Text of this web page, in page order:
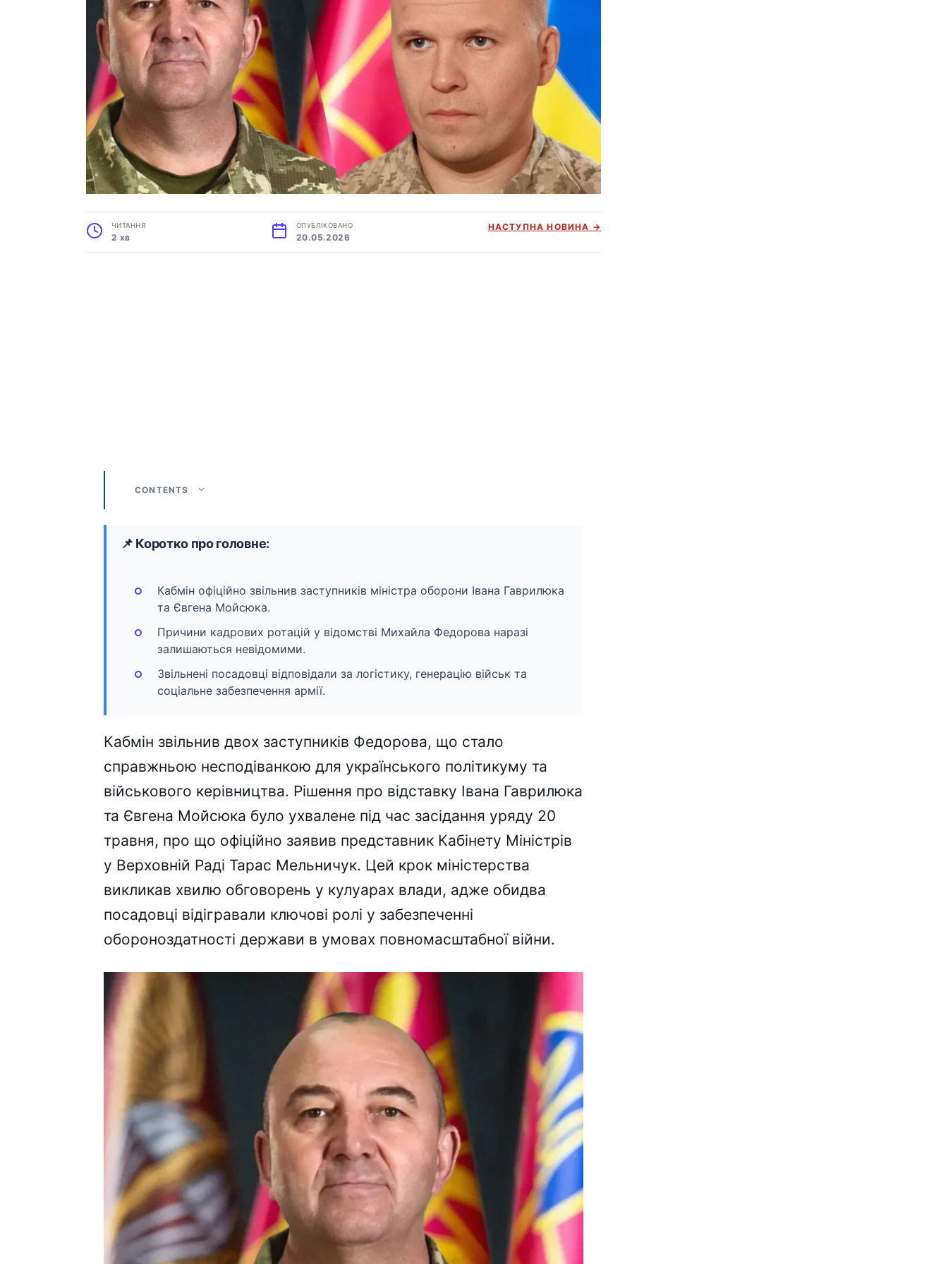
ЧИТАННЯ
2 хв
ОПУБЛІКОВАНО
20.05.2026
НАСТУПНА НОВИНА →
CONTENTS
📌 Коротко про головне:
Кабмін офіційно звільнив заступників міністра оборони Івана Гаврилюка
та Євгена Мойсюка.
Причини кадрових ротацій у відомстві Михайла Федорова наразі
залишаються невідомими.
Звільнені посадовці відповідали за логістику, генерацію військ та
соціальне забезпечення армії.
Кабмін звільнив двох заступників Федорова, що стало
справжньою несподіванкою для українського політикуму та
військового керівництва. Рішення про відставку Івана Гаврилюка
та Євгена Мойсюка було ухвалене під час засідання уряду 20
травня, про що офіційно заявив представник Кабінету Міністрів
у Верховній Раді Тарас Мельничук. Цей крок міністерства
викликав хвилю обговорень у кулуарах влади, адже обидва
посадовці відігравали ключові ролі у забезпеченні
обороноздатності держави в умовах повномасштабної війни.